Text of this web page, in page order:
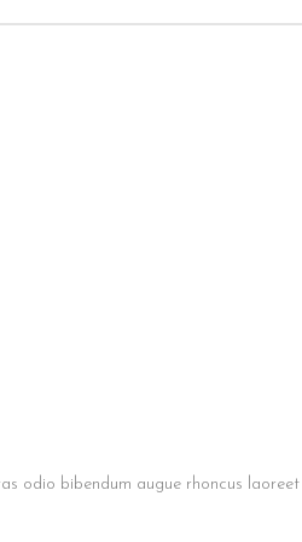
odio bibendum augue rhoncus laoreet